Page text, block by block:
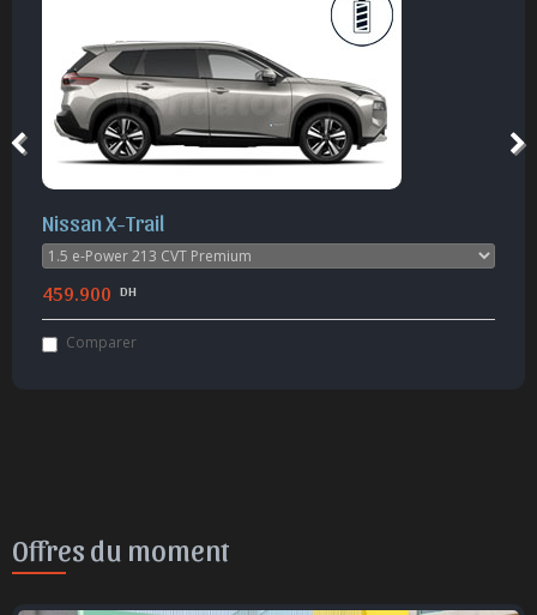
Mitsubishi Outlander
289.900 DH
Comparer
Offres du moment